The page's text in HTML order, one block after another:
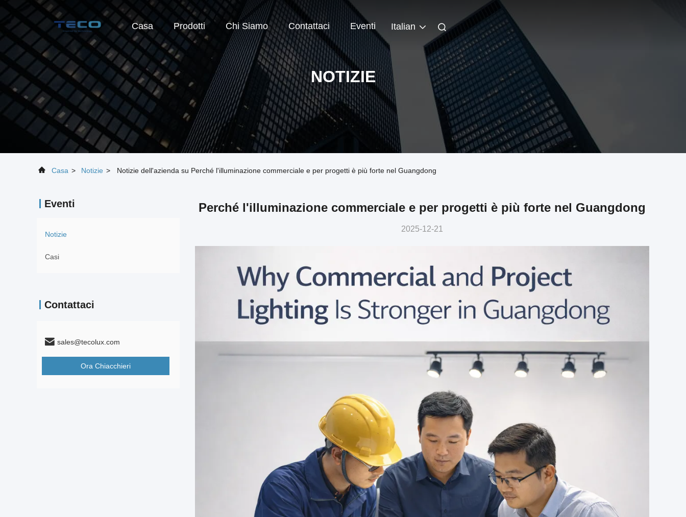
Casa Prodotti Chi Siamo Contattaci Eventi Italian
NOTIZIE
Casa > Notizie > Notizie dell'azienda su Perché l'illuminazione commerciale e per progetti è più forte nel Guangdong
Eventi
Notizie
Casi
Contattaci
sales@tecolux.com
Ora Chiacchieri
Perché l'illuminazione commerciale e per progetti è più forte nel Guangdong
2025-12-21